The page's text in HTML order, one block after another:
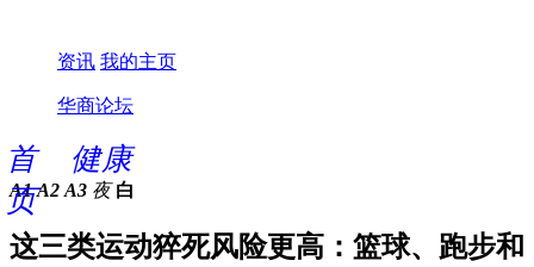
资讯 我的主页
华商论坛
首
页
健康
A1 A2 A3 夜 白
这三类运动猝死风险更高：篮球、跑步和